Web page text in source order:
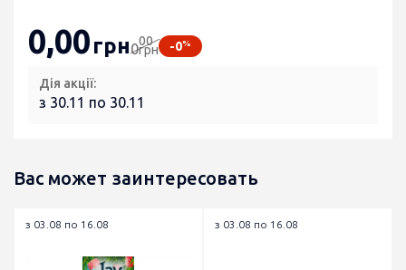
0,00грн000
грн -0%
Дія акції:
з 30.11 по 30.11
Вас может заинтересовать
з 03.08 по 16.08 з 03.08 по 16.08